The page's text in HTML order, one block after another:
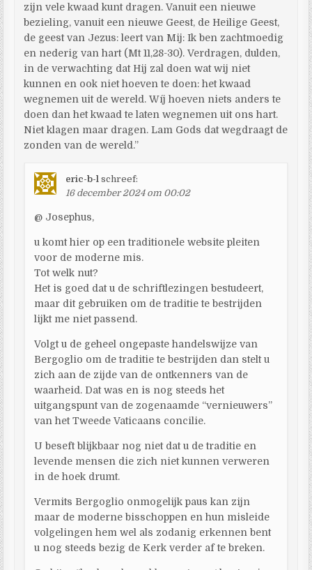
zijn vele kwaad kunt dragen. Vanuit een nieuwe
bezieling, vanuit een nieuwe Geest, de Heilige Geest,
de geest van Jezus: leert van Mij: Ik ben zachtmoedig
en nederig van hart (Mt 11,28-30). Verdragen, dulden,
in de verwachting dat Hij zal doen wat wij niet
kunnen en ook niet hoeven te doen: het kwaad
wegnemen uit de wereld. Wíj hoeven niets anders te
doen dan het kwaad te laten wegnemen uit ons hart.
Niet klagen maar dragen. Lam Gods dat wegdraagt de
zonden van de wereld.”
eric-b-l schreef:
16 december 2024 om 00:02
@ Josephus,
u komt hier op een traditionele website pleiten
voor de moderne mis.
Tot welk nut?
Het is goed dat u de schriftlezingen bestudeert,
maar dit gebruiken om de traditie te bestrijden
lijkt me niet passend.
Volgt u de geheel ongepaste handelswijze van
Bergoglio om de traditie te bestrijden dan stelt u
zich aan de zijde van de ontkenners van de
waarheid. Dat was en is nog steeds het
uitgangspunt van de zogenaamde “vernieuwers”
van het Tweede Vaticaans concilie.
U beseft blijkbaar nog niet dat u de traditie en
levende mensen die zich niet kunnen verweren
in de hoek drumt.
Vermits Bergoglio onmogelijk paus kan zijn
maar de moderne bisschoppen en hun misleide
volgelingen hem wel als zodanig erkennen bent
u nog steeds bezig de Kerk verder af te breken.